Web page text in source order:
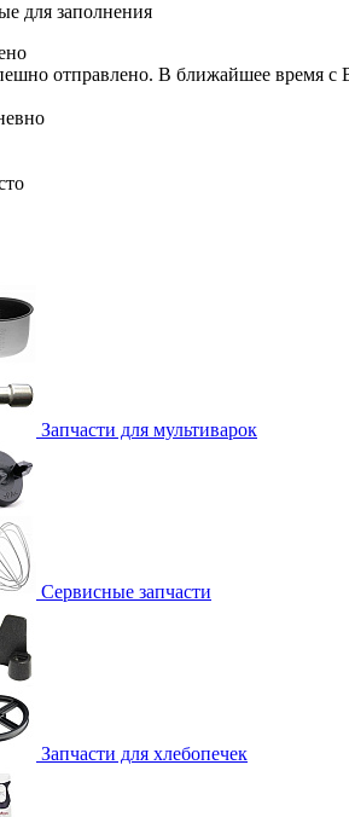
для заполнения
отправлено. В ближайшее время с
Запчасти для мультиварок
Сервисные запчасти
Запчасти для хлебопечек